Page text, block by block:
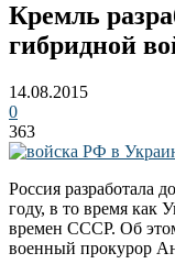
Кремль
гибридной
14.08.2015
0
363
Россия разработала
году, в то время как
времен СССР. Об
военный прокурор